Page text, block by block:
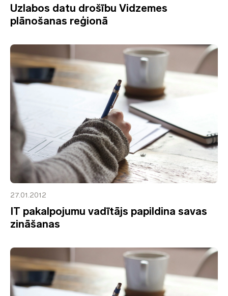
Uzlabos datu drošību Vidzemes
plānošanas reģionā
27.01.2012
IT pakalpojumu vadītājs papildina savas
zināšanas